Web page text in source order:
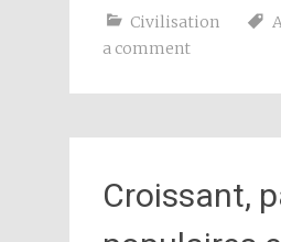
Civilisation
a comment
Croissant,